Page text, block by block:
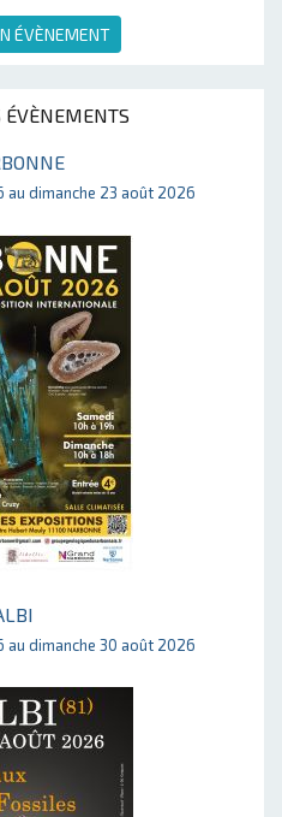
ÉVÈNEMENT
ÉVÈNEMENTS
au dimanche 23 août 2026
au dimanche 30 août 2026